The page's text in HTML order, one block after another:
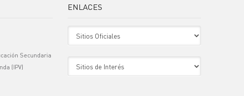
Secundaria
(IPV)
ENLACES